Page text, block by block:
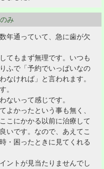
み
年通っていて、急に歯が欠
てもまず無理です。いつも
ふで「予約でいっぱいなの
なければ」と言われます。
。
ないって感じです。
よかったという事も無く、
こにかかる以前に治療して
いです。なので、あえてこ
・困ったときに見てくれる
ントが見当たりませんでし